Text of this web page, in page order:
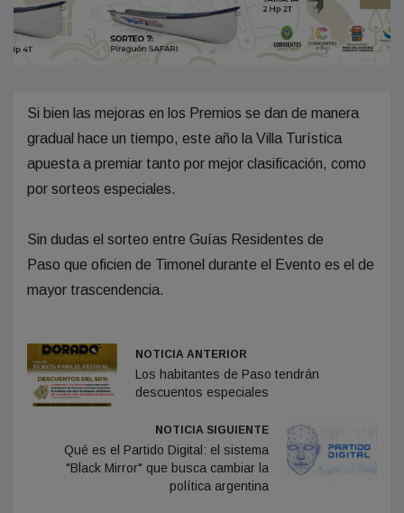
Si bien las mejoras en los Premios se dan de manera
gradual hace un tiempo, este año la Villa Turística
apuesta a premiar tanto por mejor clasificación, como
por sorteos especiales.
Sin dudas el sorteo entre Guías Residentes de
Paso que oficien de Timonel durante el Evento es el de
mayor trascendencia.
NOTICIA ANTERIOR
Los habitantes de Paso tendrán
descuentos especiales
NOTICIA SIGUIENTE
Qué es el Partido Digital: el sistema
"Black Mirror" que busca cambiar la
política argentina